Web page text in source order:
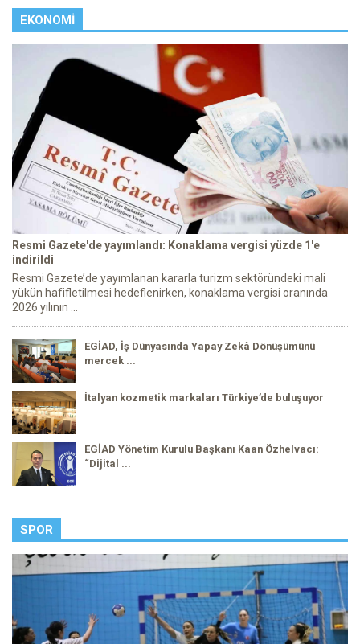
EKONOMI
Resmi Gazete'de yayımlandı: Konaklama vergisi yüzde 1'e
indirildi
Resmi Gazete’de yayımlanan kararla turizm sektöründeki mali
yükün hafifletilmesi hedeflenirken, konaklama vergisi oranında
2026 yılının ...
EGİAD, İş Dünyasında Yapay Zekâ Dönüşümünü
mercek ...
İtalyan kozmetik markaları Türkiye’de buluşuyor
EGİAD Yönetim Kurulu Başkanı Kaan Özhelvacı:
“Dijital ...
SPOR